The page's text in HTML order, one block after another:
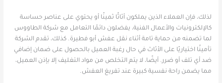
لذلك، فإن العملاء الذين يملكون أثاثًا ثمينًا أو يحتوي على عناصر حساسة
كالإلكترونيات والأعمال الفنية، يفضلون دائمًا التعامل مع شركة الطاووس
لما تضمنه من حماية تامة أثناء نقل عفش أبو فطيرة. كذلك، تقدم الشركة
تأمينًا اختياريًا على الأثاث في حال رغبة العميل بالحصول على ضمان إضافي
ضد أي تلف أو ضرر. أيضًا، لا يتم التخلص من مواد التغليف إلا بإذن العميل،
مما يضمن راحة نفسية كبيرة عند تفريغ العفش.